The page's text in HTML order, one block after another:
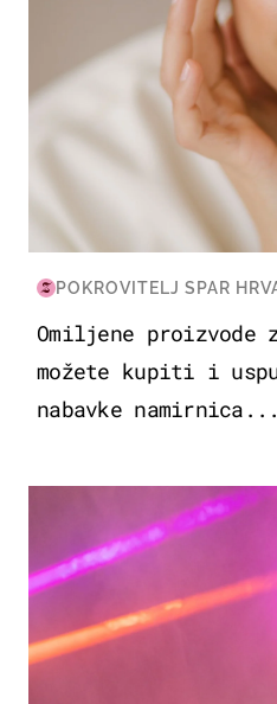
POKROVITELJ SPAR
Omiljene proizvode
možete kupiti i
nabavke namirnica...
KULTURA & ZABAVA